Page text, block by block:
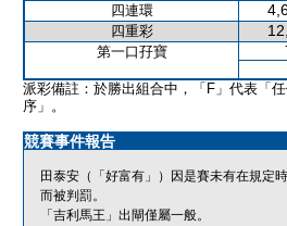
四連環
四重彩
第一口孖寶
派彩備註：於勝出組合中，「F」代表「
序」。
競賽事件報告
田泰安（「好富有」）因是賽未有在規定
而被判罰。
「吉利馬王」出閘僅屬一般。